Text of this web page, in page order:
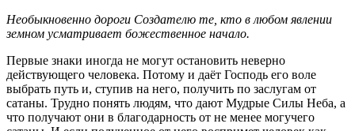
Необыкновенно дороги Создателю те, кто в любом явлении
земном усматривает божественное начало.
Первые знаки иногда не могут остановить неверно
действующего человека. Потому и даёт Господь его воле
выбрать путь и, ступив на него, получить по заслугам от
сатаны. Трудно понять людям, что дают Мудрые Силы Неба, а
что получают они в благодарность от не менее могучего